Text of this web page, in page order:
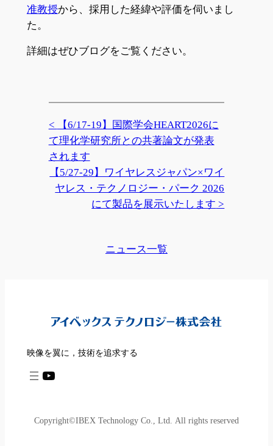
准教授から、採用した経緯や評価を伺いまし
た。
詳細はぜひブログをご覧ください。
【6/17-19】国際学会HEART2026に
て理化学研究所との共著論文が発表
されます
【5/27-29】ワイヤレスジャパン×ワイ
ヤレス・テクノロジー・パーク 2026
にて製品を展示いたします
ニュース一覧
映像を翼に，技術を追求する
YouTube
Copyright©IBEX Technology Co., Ltd. All rights reserved